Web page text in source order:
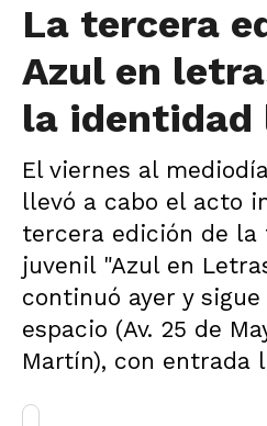
La tercera
Azul en
la identidad
El viernes al
llevó a cabo el acto
tercera edición de
juvenil "Azul en
continuó ayer y
espacio (Av. 25 de
Martín), con entrada